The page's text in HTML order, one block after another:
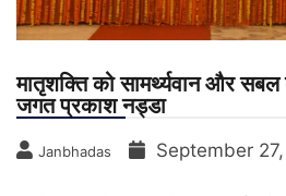
मातृशक्ति को सामर्थ्यवान और सबल
जगत प्रकाश नड्डा
Janbhadas September